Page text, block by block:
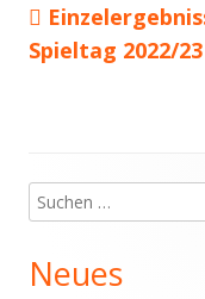
Vorheriger
Beitrag:
Spieltag 2022/23
Haupt-
Seitenleiste
Suchen
nach:
Neues